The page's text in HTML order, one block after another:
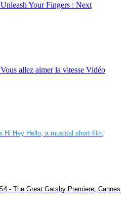
Your Fingers : Next
allez aimer la vitesse Vidéo
Hi Hey Hello, a musical short film
- The Great Gatsby Premiere, Cannes